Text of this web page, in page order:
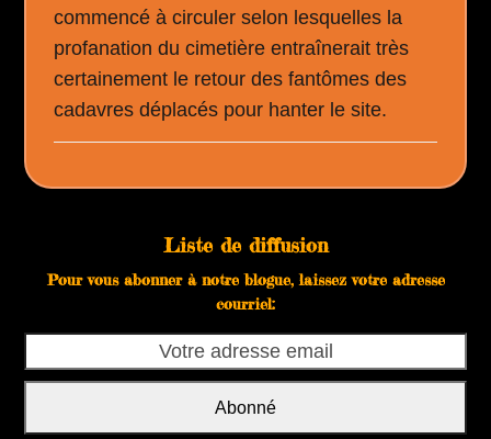
commencé à circuler selon lesquelles la
profanation du cimetière entraînerait très
certainement le retour des fantômes des
cadavres déplacés pour hanter le site.
Liste de diffusion
Pour vous abonner à notre blogue, laissez votre adresse
courriel:
adresse
Abonné